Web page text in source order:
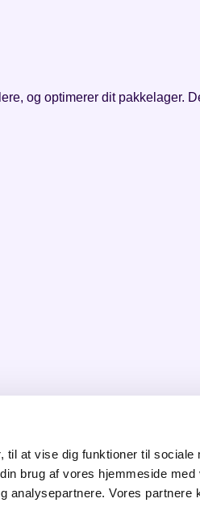
at vise dig funktioner til sociale
brug af vores hjemmeside med
analysepartnere. Vores partnere
og optimerer dit pakkelager.